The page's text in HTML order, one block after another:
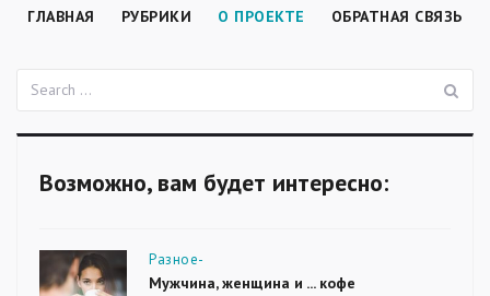
ГЛАВНАЯ РУБРИКИ О ПРОЕКТЕ ОБРАТНАЯ СВЯЗЬ
Поиск:
Возможно, вам будет интересно:
Рубрики
Разное-
Мужчина, женщина и ... кофе